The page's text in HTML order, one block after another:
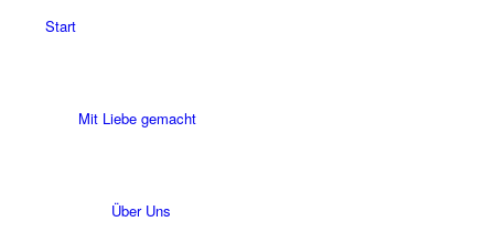
Start
Mit Liebe gemacht
Über Uns